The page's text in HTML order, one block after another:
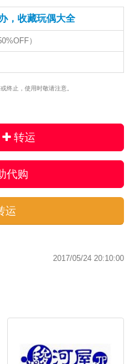
，收藏玩偶大全
）
终止，使用时敬请注意。
转运
代购
运
2017/05/24 20:10:00